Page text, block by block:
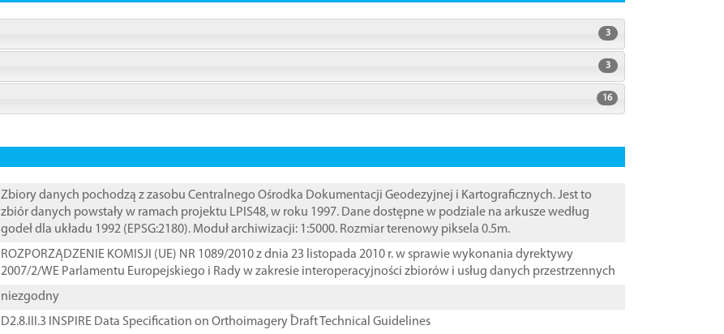
3
3
16
Zbiory danych pochodzą z zasobu Centralnego Ośrodka Dokumentacji Geodezyjnej i Kartograficznych. Jest to
zbiór danych powstały w ramach projektu LPIS48, w roku 1997. Dane dostępne w podziale na arkusze według
godeł dla układu 1992 (EPSG:2180). Moduł archiwizacji: 1:5000. Rozmiar terenowy piksela 0.5m.
ROZPORZĄDZENIE KOMISJI (UE) NR 1089/2010 z dnia 23 listopada 2010 r. w sprawie wykonania dyrektywy
2007/2/WE Parlamentu Europejskiego i Rady w zakresie interoperacyjności zbiorów i usług danych przestrzennych
niezgodny
D2.8.III.3 INSPIRE Data Specification on Orthoimagery ֠Draft Technical Guidelines